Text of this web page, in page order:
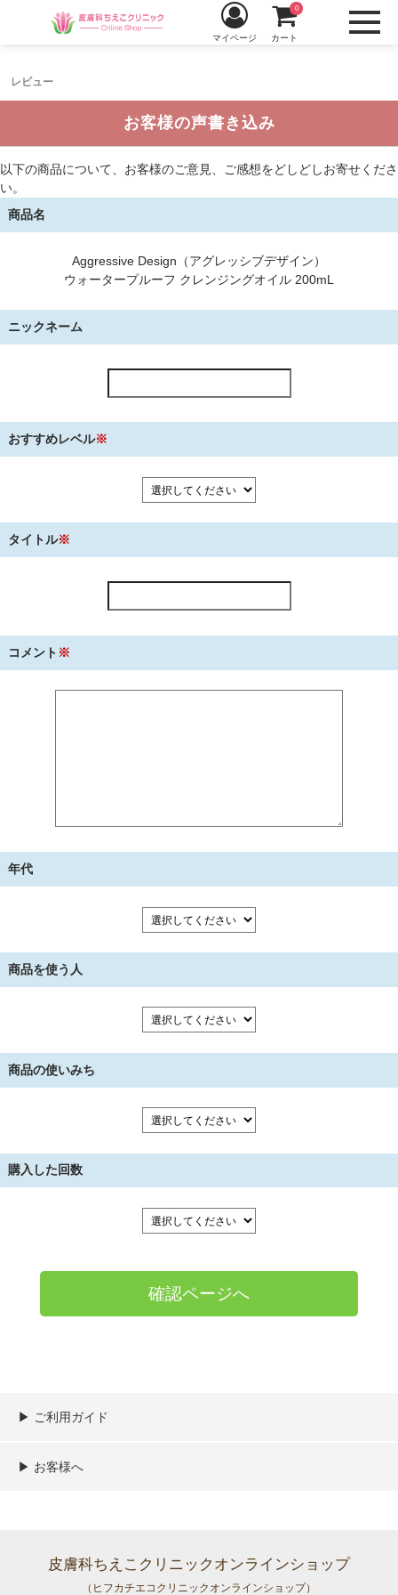
レビュー
マイページ カート
0
お客様の声書き込み
以下の商品について、お客様のご意見、ご感想をどしどしお寄せくださ
い。
商品名
Aggressive Design（アグレッシブデザイン）
ウォータープルーフ クレンジングオイル 200mL
ニックネーム
おすすめレベル※
タイトル※
コメント ※
年代
商品を使う人
商品の使いみち
購入した回数
▶︎ ご利用ガイド
ご利用ガイド
決済／配送／送料について
取り扱い商品一覧
顧客情報の取扱について
特定商取引法の表記
▶︎ お客様へ
皮膚科ちえこクリニックオンラインショップ
（ヒフカチエコクリニックオンラインショップ）